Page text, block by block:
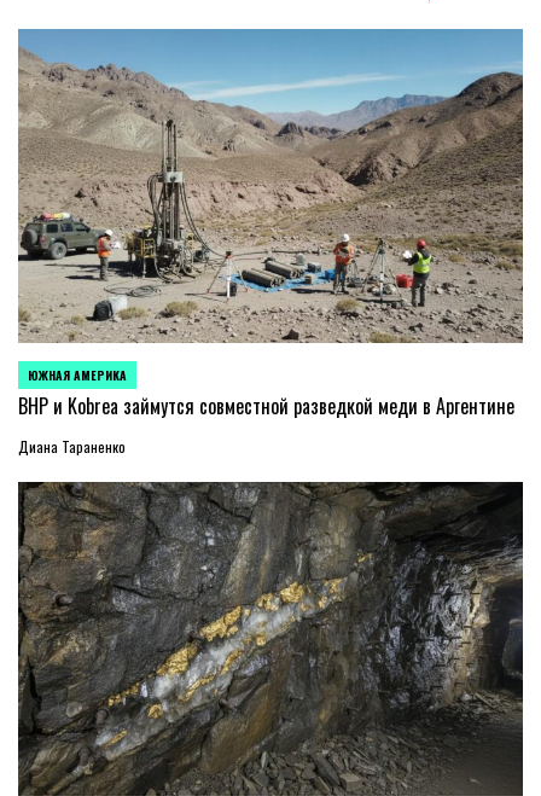
ОПУБЛИКОВАНО
В
ЮЖНАЯ АМЕРИКА
BHP и Kobrea займутся совместной разведкой меди в Аргентине
Диана Тараненко